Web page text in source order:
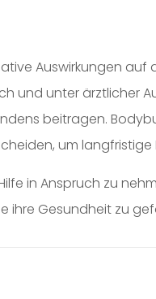
Auswirkungen auf
und unter ärztlicher
beitragen.
um langfristige
in Anspruch zu
ihre Gesundheit zu